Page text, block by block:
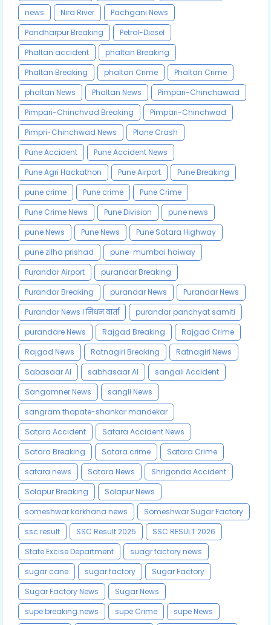
news
Nira River
Pachgani News
Pandharpur Breaking
Petrol-Diesel
Phaltan accident
phaltan Breaking
Phaltan Breaking
phaltan Crime
Phaltan Crime
phaltan News
Phaltan News
Pimpari-Chinchawad
Pimpari-Chinchvad Breaking
Pimpari-Chinchwad
Pimpri-Chinchwad News
Plane Crash
Pune Accident
Pune Accident News
Pune Agri Hackathon
Pune Airport
Pune Breaking
pune crime
Pune crime
Pune Crime
Pune Crime News
Pune Division
pune news
pune News
Pune News
Pune Satara Highway
pune zilha prishad
pune-mumbai haiway
Purandar Airport
purandar Breaking
Purandar Breaking
purandar News
Purandar News
Purandar News l निधन वार्ता
purandar panchyat samiti
purandare News
Rajgad Breaking
Rajgad Crime
Rajgad News
Ratnagiri Breaking
Ratnagiri News
Sabasaar AI
sabhasaar AI
sangali Accident
Sangamner News
sangli News
sangram thopate-shankar mandekar
Satara Accident
Satara Accident News
Satara Breaking
Satara crime
Satara Crime
satara news
Satara News
Shrigonda Accident
Solapur Breaking
Solapur News
someshwar karkhana news
Someshwar Sugar Factory
ssc result
SSC Result 2025
SSC RESULT 2026
State Excise Department
suagr factory news
sugar cane
sugar factory
Sugar Factory
Sugar Factory News
Sugar News
supe breaking news
supe Crime
supe News